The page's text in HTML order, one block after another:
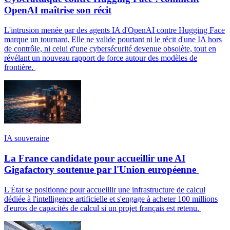
OpenAI maîtrise son récit
L'intrusion menée par des agents IA d'OpenAI contre Hugging Face
marque un tournant. Elle ne valide pourtant ni le récit d'une IA hors
de contrôle, ni celui d'une cybersécurité devenue obsolète, tout en
révélant un nouveau rapport de force autour des modèles de
frontière.
IA souveraine
La France candidate pour accueillir une AI
Gigafactory soutenue par l'Union européenne
L'État se positionne pour accueillir une infrastructure de calcul
dédiée à l'intelligence artificielle et s'engage à acheter 100 millions
d'euros de capacités de calcul si un projet français est retenu.